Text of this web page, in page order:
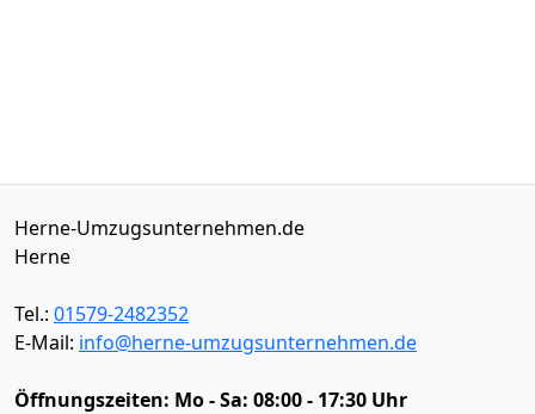
Herne-Umzugsunternehmen.de
Herne
Tel.: 01579-2482352
E-Mail: info@herne-umzugsunternehmen.de
Öffnungszeiten: Mo - Sa: 08:00 - 17:30 Uhr